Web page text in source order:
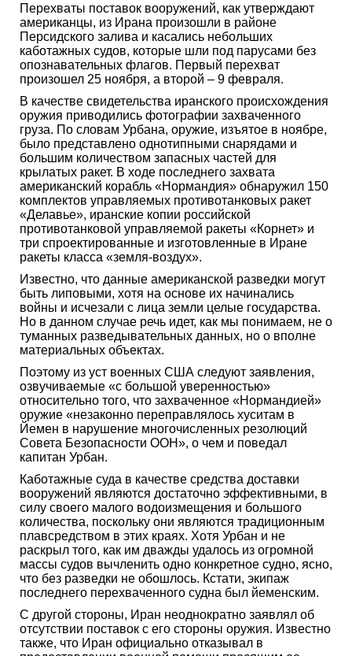
Перехваты поставок вооружений, как утверждают
американцы, из Ирана произошли в районе
Персидского залива и касались небольших
каботажных судов, которые шли под парусами без
опознавательных флагов. Первый перехват
произошел 25 ноября, а второй – 9 февраля.
В качестве свидетельства иранского происхождения
оружия приводились фотографии захваченного
груза. По словам Урбана, оружие, изъятое в ноябре,
было представлено однотипными снарядами и
большим количеством запасных частей для
крылатых ракет. В ходе последнего захвата
американский корабль «Нормандия» обнаружил 150
комплектов управляемых противотанковых ракет
«Делавье», иранские копии российской
противотанковой управляемой ракеты «Корнет» и
три спроектированные и изготовленные в Иране
ракеты класса «земля-воздух».
Известно, что данные американской разведки могут
быть липовыми, хотя на основе их начинались
войны и исчезали с лица земли целые государства.
Но в данном случае речь идет, как мы понимаем, не о
туманных разведывательных данных, но о вполне
материальных объектах.
Поэтому из уст военных США следуют заявления,
озвучиваемые «с большой уверенностью»
относительно того, что захваченное «Нормандией»
оружие «незаконно переправлялось хуситам в
Йемен в нарушение многочисленных резолюций
Совета Безопасности ООН», о чем и поведал
капитан Урбан.
Каботажные суда в качестве средства доставки
вооружений являются достаточно эффективными, в
силу своего малого водоизмещения и большого
количества, поскольку они являются традиционным
плавсредством в этих краях. Хотя Урбан и не
раскрыл того, как им дважды удалось из огромной
массы судов вычленить одно конкретное судно, ясно,
что без разведки не обошлось. Кстати, экипаж
последнего перехваченного судна был йеменским.
С другой стороны, Иран неоднократно заявлял об
отсутствии поставок с его стороны оружия. Известно
также, что Иран официально отказывал в